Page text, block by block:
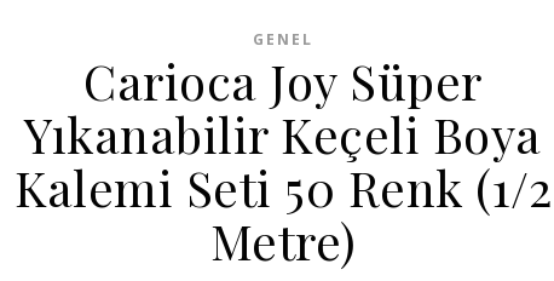
GENEL
Carioca Joy Süper
Yıkanabilir Keçeli Boya
Kalemi Seti 50 Renk (1/2
Metre)